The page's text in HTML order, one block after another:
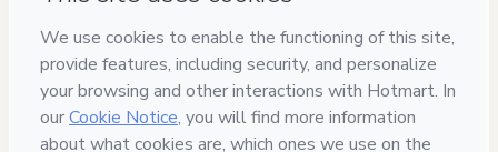
If you need to submit a request to our support team, please
provide the code below:
CKTID-A89939221V1-1786057108283-9671
Was your information autofill in? Click here to learn more
By clicking 'Buy Now' I declare that I (i) understand that